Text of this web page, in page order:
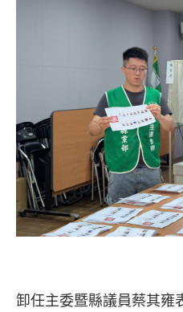
卸任主委暨縣議員蔡其雍